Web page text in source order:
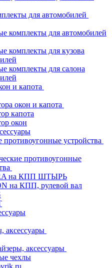
для автомобилей
комплекты для автомобилей
комплекты для кузова
комплекты для салона
и капота
окон и капота
капота
окон
устройства
противоугонные
на КПП ШТЫРЬ
на КПП, рулевой вал
аксессуары
аксессуары
чехлы